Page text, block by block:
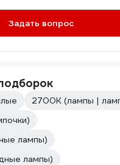
Задать вопрос
2700К (лампы |
лампы)
лампы)